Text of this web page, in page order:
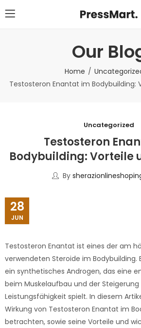
Our
Home
Testosteron Enantat im Bodybuilding:
Uncategorized
Testosteron
Bodybuilding: Vorteile
By
28
JUN
Testosteron Enantat ist eines der am
verwendeten Steroide im Bodybuilding.
ein synthetisches Androgen, das eine
beim Muskelaufbau und der
Leistungsfähigkeit spielt. In diesem
Wirkung von Testosteron Enantat im
betrachten, sowie seine Vorteile und